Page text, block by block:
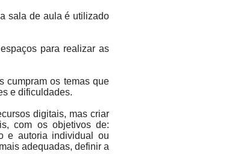
sala de aula é utilizado
para realizar as
cumpram os temas que
e dificuldades.
digitais, mas criar
com os objetivos de:
e autoria individual ou
adequadas, definir a